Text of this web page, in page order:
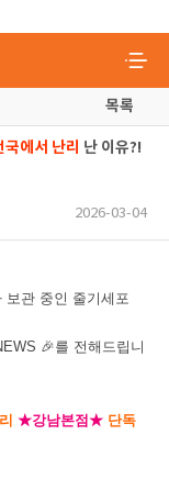
목록
에서 난리 난 이유?!
2026-03-04
보관 중인 줄기세포
🎉를 전해드립니
★강남본점★ 단독